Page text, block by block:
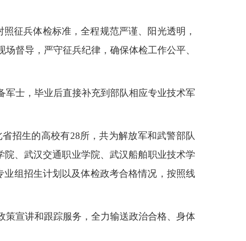
征兵体检标准，全程规范严谨、阳光透明，
督导，严守征兵纪律，确保体检工作公平、
士，毕业后直接补充到部队相应专业技术军
招生的高校有28所，共为解放军和武警部队
、武汉交通职业学院、武汉船舶职业技术学
组招生计划以及体检政考合格情况，按照线
宣讲和跟踪服务，全力输送政治合格、身体